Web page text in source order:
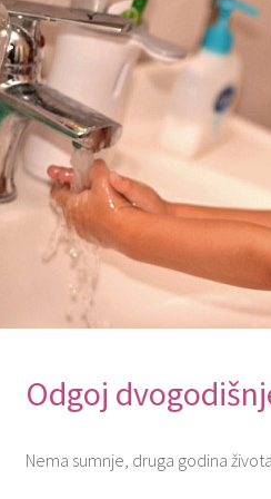
Odgoj
Nema sumnje, druga godina